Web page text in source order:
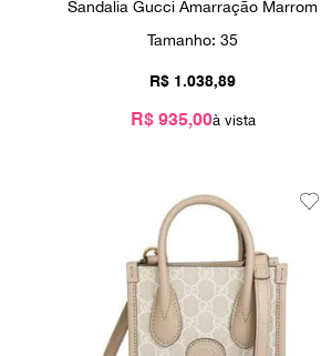
Sandalia Gucci Amarração Marrom
Tamanho: 35
R$ 1 .038,89
R$ 935,00